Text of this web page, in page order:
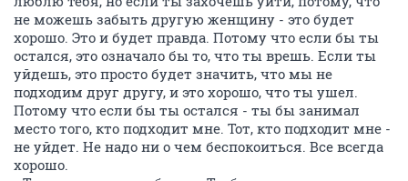
не можешь забыть другую женщину - это будет
хорошо. Это и будет правда. Потому что если бы ты
остался, это означало бы то, что ты врешь. Если ты
уйдешь, это просто будет значить, что мы не
подходим друг другу, и это хорошо, что ты ушел.
Потому что если бы ты остался - ты бы занимал
место того, кто подходит мне. Тот, кто подходит мне -
не уйдет. Не надо ни о чем беспокоиться. Все всегда
хорошо.